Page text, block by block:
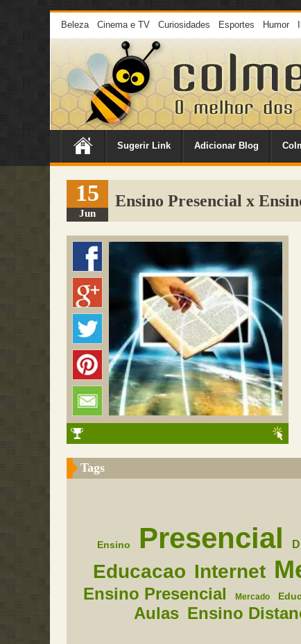
Beleza Cinema e TV Curiosidades Esportes Humor
Sugerir Link Adicionar Blog
15
Jun
Ensino Presencial x
Tags
Ensino Presencial
Educacao Internet
Ensino Presencial Mercado
Aulas Ensino